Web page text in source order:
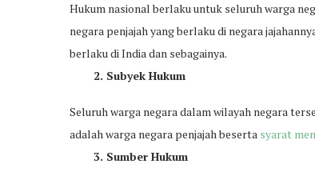
Hukum nasional berlaku untuk seluruh warga
negara penjajah yang berlaku di negara
berlaku di India dan sebagainya.
2. Subyek Hukum
Seluruh warga negara dalam wilayah negara
adalah warga negara penjajah beserta syarat
3. Sumber Hukum